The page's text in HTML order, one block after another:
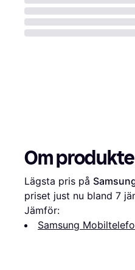
Om
Lägsta pris på
priset just nu bland 7
Jämför:
Samsung